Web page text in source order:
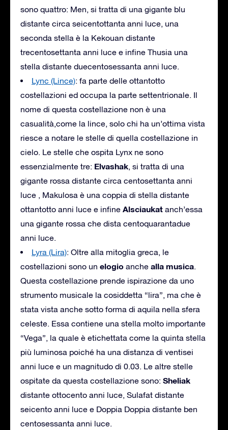
sono quattro: Men, si tratta di una gigante blu
distante circa seicentottanta anni luce, una
seconda stella è la Kekouan distante
trecentosettanta anni luce e infine Thusia una
stella distante duecentosessanta anni luce.
Lync (Lince): fa parte delle ottantotto
costellazioni ed occupa la parte settentrionale. Il
nome di questa costellazione non è una
casualità,come la lince, solo chi ha un’ottima vista
riesce a notare le stelle di quella costellazione in
cielo. Le stelle che ospita Lynx ne sono
essenzialmente tre: Elvashak, si tratta di una
gigante rossa distante circa centosettanta anni
luce , Makulosa è una coppia di stella distante
ottantotto anni luce e infine Alsciaukat anch’essa
una gigante rossa che dista centoquarantadue
anni luce.
Lyra (Lira): Oltre alla mitoglia greca, le
costellazioni sono un elogio anche alla musica.
Questa costellazione prende ispirazione da uno
strumento musicale la cosiddetta “lira”, ma che è
stata vista anche sotto forma di aquila nella sfera
celeste. Essa contiene una stella molto importante
“Vega”, la quale è etichettata come la quinta stella
più luminosa poiché ha una distanza di ventisei
anni luce e un magnitudo di 0.03. Le altre stelle
ospitate da questa costellazione sono: Sheliak
distante ottocento anni luce, Sulafat distante
seicento anni luce e Doppia Doppia distante ben
centosessanta anni luce.